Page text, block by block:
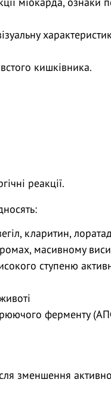
кишківника.
реакції.
кларитин,
масивному
ступеню
ферменту
зменшення